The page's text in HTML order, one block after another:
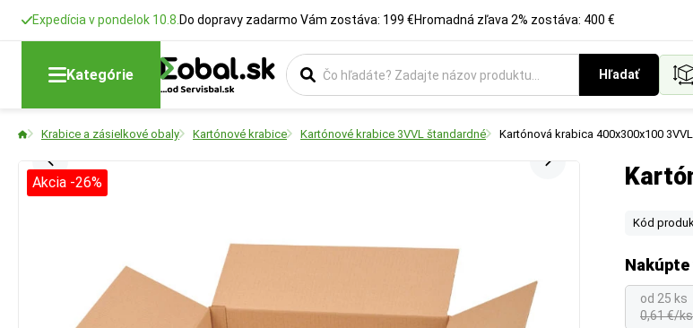
Expedícia v pondelok 10.8. Do dopravy zadarmo Vám zostáva: 199 €Hromadná zľava 2% zostáva: 400 €
Kategórie Hľadať
Krabice a zásielkové obaly Kartónové krabice Kartónové krabice 3VVL štandardné Kartónová krabica 400x300x100
Kód
od 25 ks
0,61 €/ks
Akcia -26%